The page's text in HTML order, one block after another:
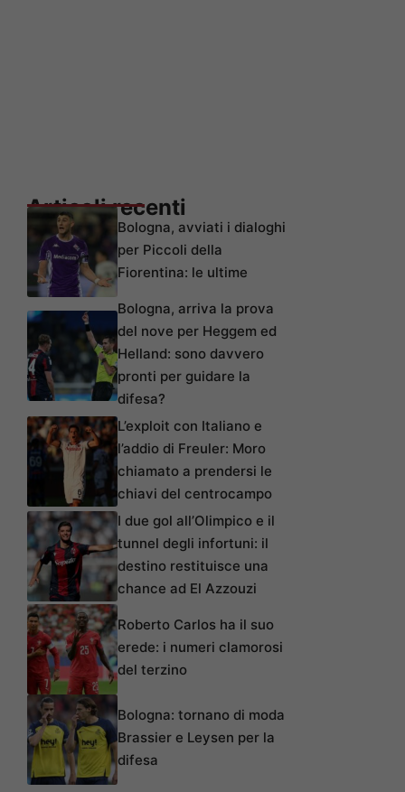
Articoli recenti
Bologna, avviati i dialoghi
per Piccoli della
Fiorentina: le ultime
Bologna, arriva la prova
del nove per Heggem ed
Helland: sono davvero
pronti per guidare la
difesa?
L’exploit con Italiano e
l’addio di Freuler: Moro
chiamato a prendersi le
chiavi del centrocampo
I due gol all’Olimpico e il
tunnel degli infortuni: il
destino restituisce una
chance ad El Azzouzi
Roberto Carlos ha il suo
erede: i numeri clamorosi
del terzino
Bologna: tornano di moda
Brassier e Leysen per la
difesa